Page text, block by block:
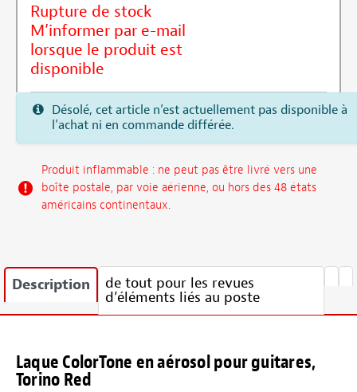
Rupture de stock
M’informer par e-mail
lorsque le produit est
disponible
Désolé, cet article n’est actuellement pas disponible à
l’achat ni en commande différée.
Produit inflammable : ne peut pas être livré vers une
boîte postale, par voie aérienne, ou hors des 48 états
américains continentaux.
Description de tout pour les revues
d’éléments liés au poste
Laque ColorTone en aérosol pour guitares,
Torino Red